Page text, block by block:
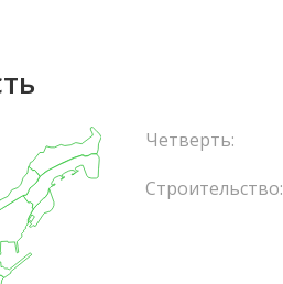
Четверть:
Строительство: